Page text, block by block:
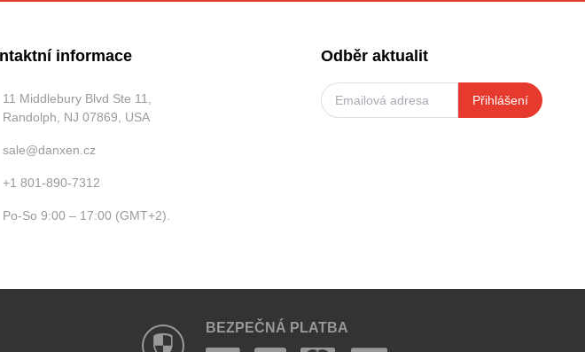
informace
11 Middlebury Blvd Ste 11,
Randolph, NJ 07869, USA
sale@danxen.cz
+1 801-890-7312
Po-So 9:00 – 17:00 (GMT+2).
Odběr aktualit
Přihlášení
BEZPEČNÁ PLATBA